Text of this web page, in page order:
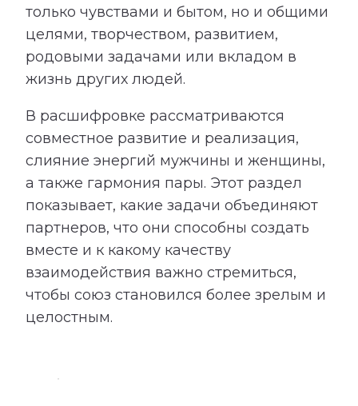
только чувствами и бытом, но и общими
целями, творчеством, развитием,
родовыми задачами или вкладом в
жизнь других людей.
В расшифровке рассматриваются
совместное развитие и реализация,
слияние энергий мужчины и женщины,
а также гармония пары. Этот раздел
показывает, какие задачи объединяют
партнеров, что они способны создать
вместе и к какому качеству
взаимодействия важно стремиться,
чтобы союз становился более зрелым и
целостным.